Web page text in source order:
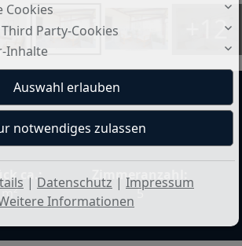
+12
CHF
157 m²
ca.:
Zimmeranzahl:
5
Cookies
Party-Cookies
Inhalte
| Datenschutz | Impressum
Informationen